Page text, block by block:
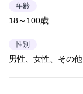
年齢
18～100歳
性別
男性、女性、その他